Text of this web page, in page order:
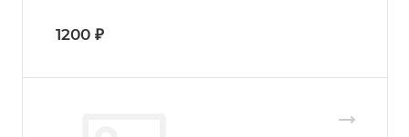
1200 ₽